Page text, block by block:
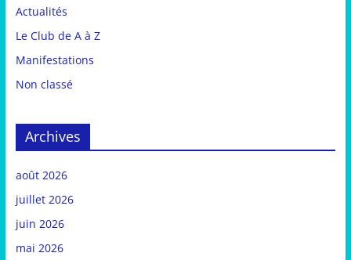
Actualités
Le Club de A à Z
Manifestations
Non classé
Archives
août 2026
juillet 2026
juin 2026
mai 2026